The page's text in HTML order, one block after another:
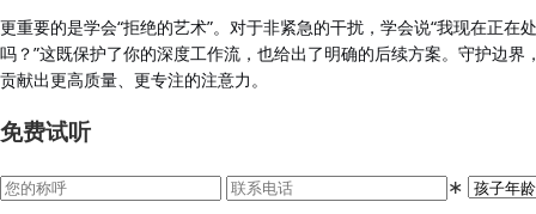
更重要的是学会“拒绝的艺术”。对于非紧急的干扰，学会说“我现在正
吗？”这既保护了你的深度工作流，也给出了明确的后续方案。守护边
贡献出更高质量、更专注的注意力。
免费试听
∗